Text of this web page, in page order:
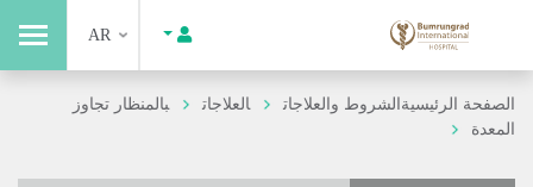
AR
الصفحة الرئيسيةالشروط والعلاجات العلاجات
بالمنظار تجاوز
المعدة